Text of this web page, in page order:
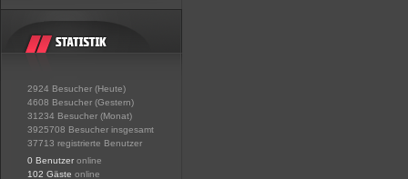
2924 Besucher (Heute)
4608 Besucher (Gestern)
31234 Besucher (Monat)
3925708 Besucher insgesamt
37713 registrierte Benutzer
0 Benutzer online
102 Gäste online